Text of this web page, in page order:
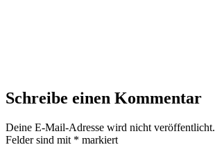
Schreibe einen Kommentar
Deine E-Mail-Adresse wird nicht veröffentlicht.
Felder sind mit * markiert